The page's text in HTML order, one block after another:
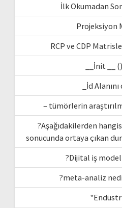
İlk Okumadan
Projeksiyon
RCP ve CDP
__İnit __
_İd
– tümörlerin
?Aşağıdakilerden
sonucunda ortaya çıkan
?Dijital iş
?meta-analiz